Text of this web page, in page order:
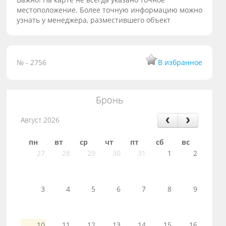
местоположение. Более точную информацию можно
узнать у менеджера, разместившего объект
№ - 2756 В избранное
Бронь
Август 2026
пн вт ср чт пт сб
вс
27
28 29 30 31 1 2
3 4 5 6 7 8 9